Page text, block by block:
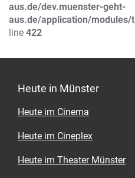
aus.de/dev.muenster-geht-
aus.de/application/
line 422
Heute in Münster
Heute im Cinema
Heute im Cineplex
Heute im Theater Münster